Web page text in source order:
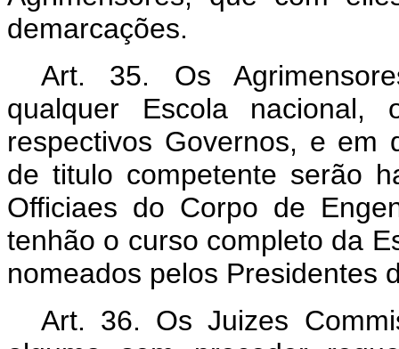
demarcações.
Art. 35. Os
qualquer Escola nacional,
respectivos Governos, e em
de titulo competente serão
Officiaes do Corpo de
tenhão o curso completo da
nomeados pelos Presidentes
Art. 36. Os Juizes